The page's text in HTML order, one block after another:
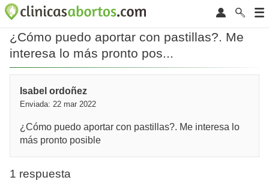
¿Cómo puedo aportar con pastillas?. Me
interesa lo más pronto pos...
Isabel ordoñez
Enviada: 22 mar 2022
¿Cómo puedo aportar con pastillas?. Me interesa lo
más pronto posible
1 respuesta